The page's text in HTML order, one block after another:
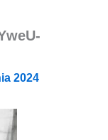
2024